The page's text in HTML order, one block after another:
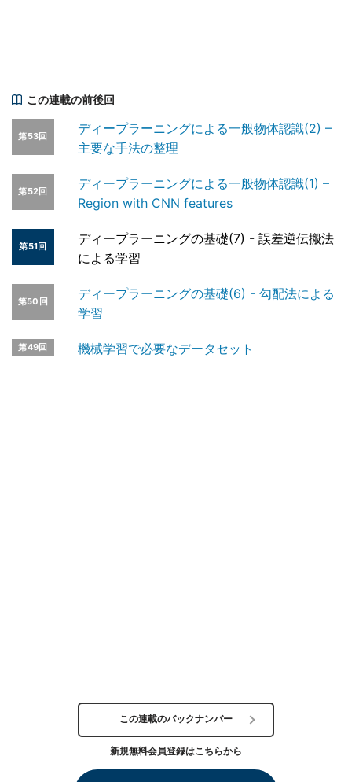
この連載の前後回
第53回
ディープラーニングによる一般物体認識(2) –
主要な手法の整理
第52回
ディープラーニングによる一般物体認識(1) –
Region with CNN features
第51回
ディープラーニングの基礎(7) - 誤差逆伝搬法
による学習
第50回
ディープラーニングの基礎(6) - 勾配法による
学習
第49回 機械学習で必要なデータセット
この連載のバックナンバー
新規無料会員登録はこちらから